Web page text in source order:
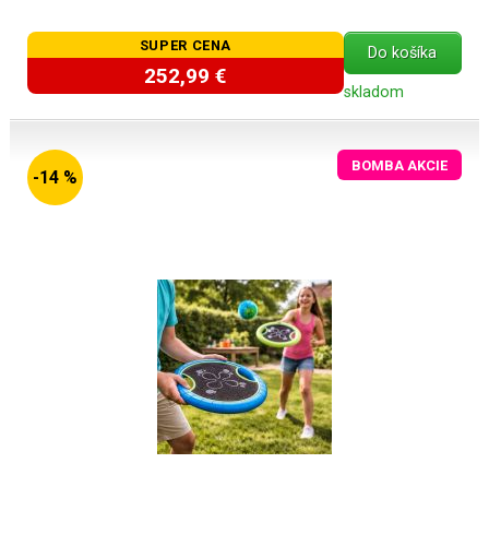
SUPER CENA
252,99 €
Do košíka
skladom
-14 %
BOMBA AKCIE